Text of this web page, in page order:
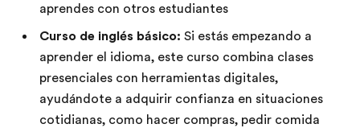
aprendes con otros estudiantes
Curso de inglés básico: Si estás empezando a
aprender el idioma, este curso combina clases
presenciales con herramientas digitales,
ayudándote a adquirir confianza en situaciones
cotidianas, como hacer compras, pedir comida